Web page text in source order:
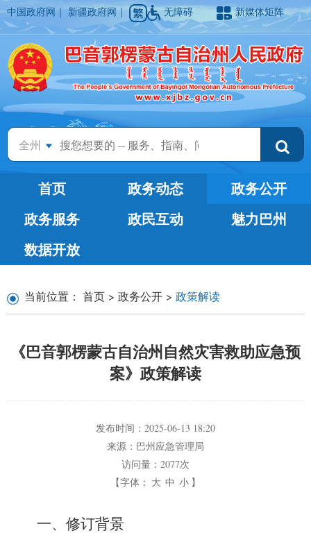
中国政府网 ｜新疆政府网 ｜ 无障碍 新媒体矩阵
全州
首页 政务动态
政务公开
政务服务
政民互动
魅力巴州
数据开放
当前位置： 首页 > 政务公开 > 政策解读
《巴音郭楞蒙古自治州自然灾害救助应急预
案》政策解读
发布时间： 2025-06-13 18:20
来源： 巴州应急管理局
访问量： 2077次
【字体： 大 中 小 】
一、修订背景